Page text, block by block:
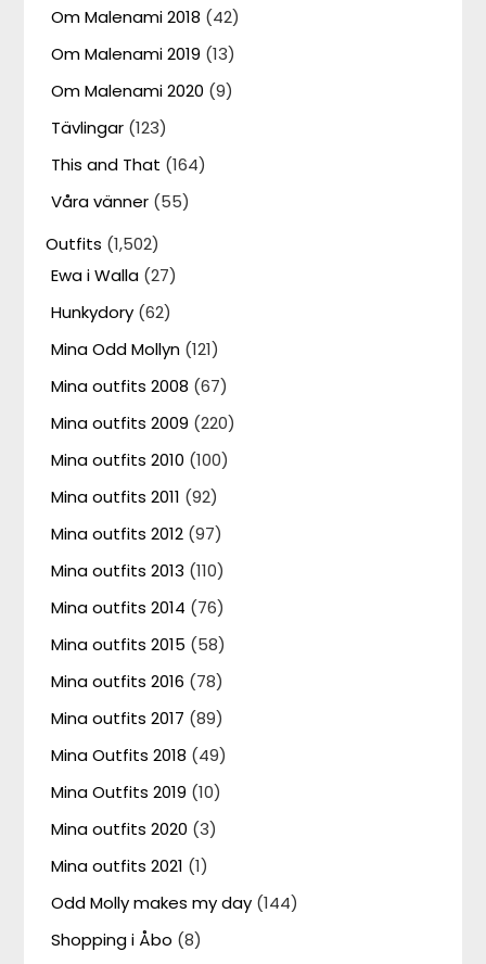
Om Malenami 2018 (42)
Om Malenami 2019 (13)
Om Malenami 2020 (9)
Tävlingar (123)
This and That (164)
Våra vänner (55)
Outfits (1,502)
Ewa i Walla (27)
Hunkydory (62)
Mina Odd Mollyn (121)
Mina outfits 2008 (67)
Mina outfits 2009 (220)
Mina outfits 2010 (100)
Mina outfits 2011 (92)
Mina outfits 2012 (97)
Mina outfits 2013 (110)
Mina outfits 2014 (76)
Mina outfits 2015 (58)
Mina outfits 2016 (78)
Mina outfits 2017 (89)
Mina Outfits 2018 (49)
Mina Outfits 2019 (10)
Mina outfits 2020 (3)
Mina outfits 2021 (1)
Odd Molly makes my day (144)
Shopping i Åbo (8)